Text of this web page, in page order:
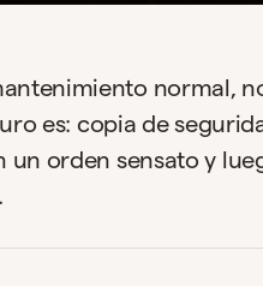
normal,
es: copia de
orden sensato y